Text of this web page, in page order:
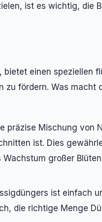
ist es wichtig, die
bietet einen speziellen
zu fördern. Was macht
präzise Mischung von
ist. Dies
großer
ist einfach
die richtige Menge